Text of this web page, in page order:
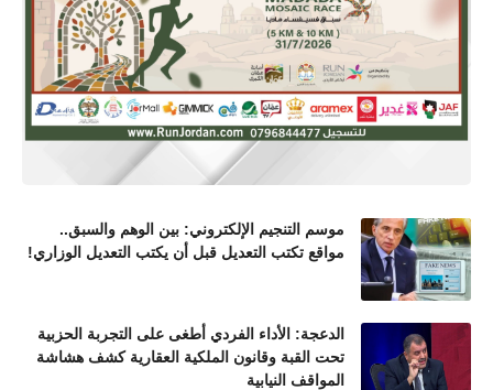
موسم التنجيم الإلكتروني: بين الوهم والسبق..
مواقع تكتب التعديل قبل أن يكتب التعديل الوزاري!
الدعجة: الأداء الفردي أطغى على التجربة الحزبية
تحت القبة وقانون الملكية العقارية كشف هشاشة
المواقف النيابية